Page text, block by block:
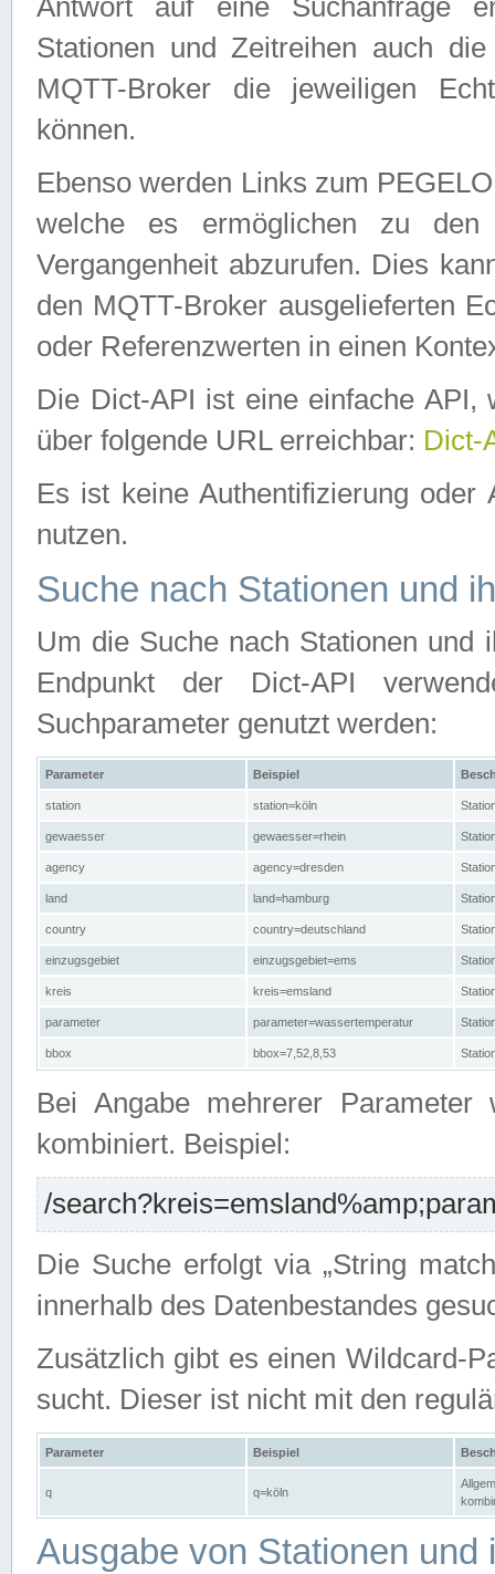
Antwort auf eine Suchanfrage
Stationen und Zeitreihen auch
MQTT-Broker die jeweiligen
können.
Ebenso werden Links zum
welche es ermöglichen zu den
Vergangenheit abzurufen. Dies
den MQTT-Broker ausgelieferten
oder Referenzwerten in einen
Die Dict-API ist eine einfache API,
über folgende URL erreichbar: Dict-
Es ist keine Authentifizierung
nutzen.
Suche nach Stationen und
Um die Suche nach Stationen und
Endpunkt der Dict-API
Suchparameter genutzt werden:
Parameter Beispiel
station station=köln
gewaesser gewaesser=rhein
agency agency=dresden
land land=hamburg
country country=deutschland
einzugsgebiet einzugsgebiet=ems
kreis kreis=emsland
parameter parameter=wassertemperatur
bbox bbox=7,52,8,53
Bei Angabe mehrerer Parameter
kombiniert. Beispiel:
/
Die Suche erfolgt via „String
innerhalb des Datenbestandes
Zusätzlich gibt es einen Wildcard-
sucht. Dieser ist nicht mit den
Parameter Beispiel
q q=köln
Ausgabe von Stationen und